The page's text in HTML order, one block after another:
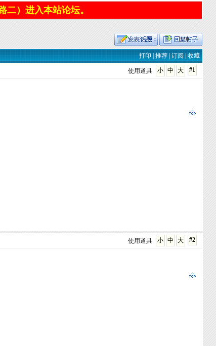
二）进入本站论坛。
打印
推荐| 订阅 收藏
#1
大
中
小
使用道具
#2
大
中
小
使用道具